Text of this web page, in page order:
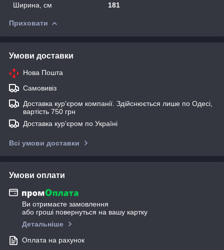
Ширина, см
181
Приховати
Умови доставки
Нова Пошта
Самовивіз
Доставка кур'єром компанії. Здійснюється лише по Одесі,
вартість 750 грн
Доставка кур'єром по Україні
Всі умови доставки
Умови оплати
Ви отримаєте замовлення
або гроші повернуться на вашу картку
Детальніше
Оплата на рахунок